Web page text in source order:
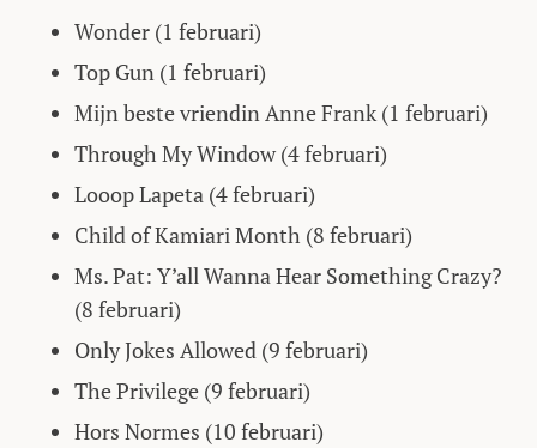
Wonder (1 februari)
Top Gun (1 februari)
Mijn beste vriendin Anne Frank (1 februari)
Through My Window (4 februari)
Looop Lapeta (4 februari)
Child of Kamiari Month (8 februari)
Ms. Pat: Y’all Wanna Hear Something Crazy?
(8 februari)
Only Jokes Allowed (9 februari)
The Privilege (9 februari)
Hors Normes (10 februari)